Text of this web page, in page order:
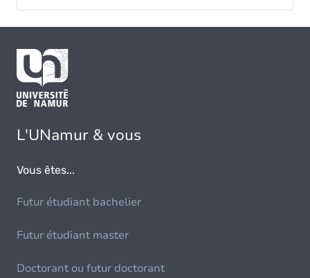
L'UNamur & vous
Vous êtes...
Futur étudiant bachelier
Futur étudiant master
Doctorant ou futur doctorant